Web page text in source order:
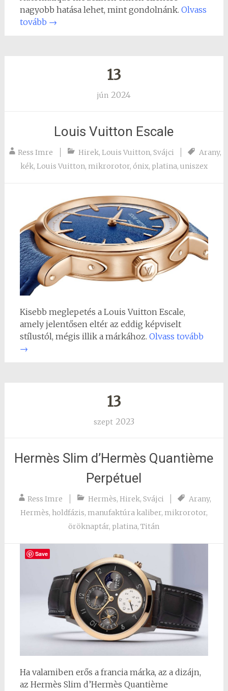
nagyobb hatása lehet, mint gondolnánk. Olvass
tovább →
13
jún 2024
Louis Vuitton Escale
Ress Imre Hirek, Louis Vuitton, Svájci Arany,
kék, Louis Vuitton, mikrorotor, ónix, platina, uniszex
Kisebb meglepetés a Louis Vuitton Escale,
amely jelentősen eltér az eddig képviselt
stílustól, mégis illik a márkához. Olvass tovább
→
13
szept 2023
Hermès Slim d’Hermès Quantième
Perpétuel
Ress Imre Hermès,Hirek,Svájci Arany,
Hermès, holdfázis, manufaktúra kaliber, mikrorotor,
öröknaptár, platina,Titán
Ha valamiben erős a francia márka, az a dizájn,
az Hermès Slim d’Hermès Quantième
Save